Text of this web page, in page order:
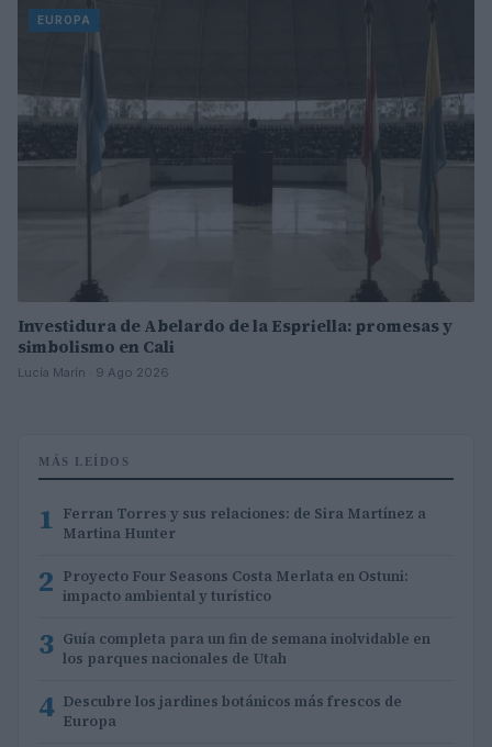
EUROPA
Investidura de Abelardo de la Espriella: promesas y
simbolismo en Cali
Lucía Marín · 9 Ago 2026
MÁS LEÍDOS
1 Ferran Torres y sus relaciones: de Sira Martínez a
Martina Hunter
2 Proyecto Four Seasons Costa Merlata en Ostuni:
impacto ambiental y turístico
3 Guía completa para un fin de semana inolvidable en
los parques nacionales de Utah
4 Descubre los jardines botánicos más frescos de
Europa